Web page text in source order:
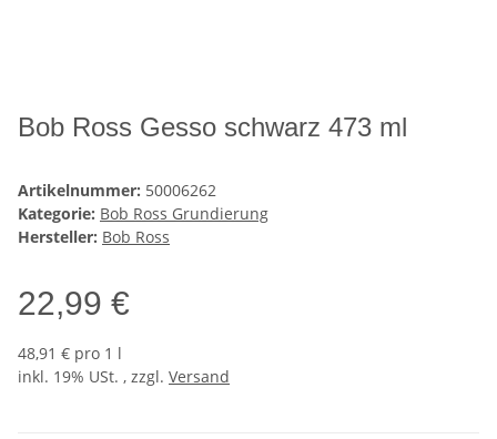
Bob Ross Gesso schwarz 473 ml
Artikelnummer: 50006262
Kategorie: Bob Ross Grundierung
Hersteller: Bob Ross
22,99 €
48,91 € pro 1 l
inkl. 19% USt. , zzgl. Versand